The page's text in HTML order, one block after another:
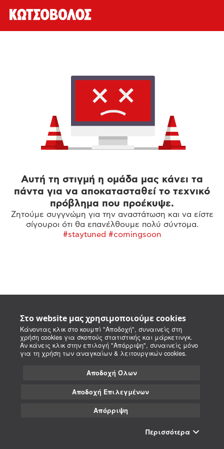
Στο website μας χρησιμοποιούμε cookies
Κάνοντας κλικ στο κουμπί "Αποδοχή", συναινείς στη
χρήση cookies για σκοπούς στατιστικής και μάρκετινγκ.
Αν κάνεις κλικ στην επιλογή "Απόρριψη", συναινείς μόνο
για τη χρήση των αναγκαίων & λειτουργικών cookies.
Αποδοχή Όλων
Αποδοχή Επιλεγμένων
Απόρριψη
Περισσότερα
Αυτή τη στιγμή η ομάδα μας κάνει τα
πάντα για να αποκατασταθεί το τεχνικό
πρόβλημα που προέκυψε.
Ζητούμε συγγνώμη για την αναστάτωση και να είστε
σίγουροι ότι θα επανέλθουμε πολύ σύντομα.
#staytuned #comingsoon